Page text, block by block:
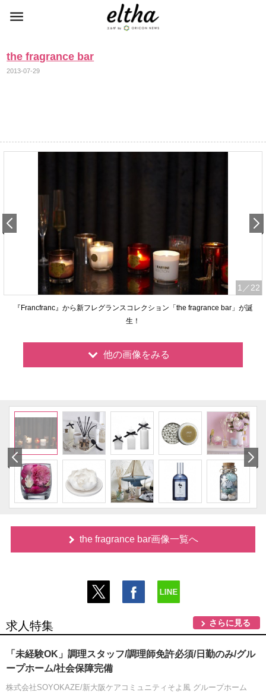
the fragrance bar
2013-07-29
1 ／22
『Francfranc』から新フレグランスコレクション「the fragrance bar」が誕
生！
他の画像をみる
the fragrance bar画像一覧へ
求人特集 さらに見る
「未経験OK」調理スタッフ/調理師免許必須/日勤のみ/グル
ープホーム/社会保障完備
株式会社SOYOKAZE/新大阪ケアコミュニティそよ風 グループホーム